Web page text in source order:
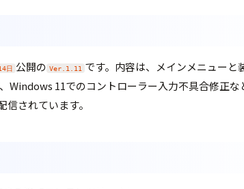
日 公開の Ver.1.11 です。内容は、メインメニュー
11でのコントローラー入力不具合修正な
されています。